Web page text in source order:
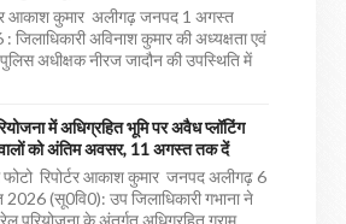
आकाश कुमार अलीगढ़ जनपद 1 अगस्त
जिलाधिकारी अविनाश कुमार की अध्यक्षता एवं
पुलिस अधीक्षक नीरज जादौन की उपस्थिति में
में अधिग्रहित भूमि पर अवैध प्लॉटिंग
को अंतिम अवसर, 11 अगस्त तक दें
रिपोर्टर आकाश कुमार जनपद अलीगढ़ 6
(सू0वि0): उप जिलाधिकारी गभाना ने